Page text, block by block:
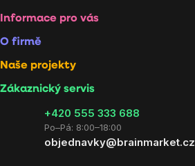
Informace pro vás
O firmě
Naše projekty
Zákaznický servis
‭+420 555 333 688
Po–Pá: 8:00–18:00
objednavky@brainmarket.cz